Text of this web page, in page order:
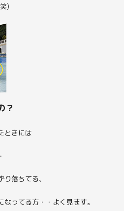
)
？
ときには
落ちてる、
ってる方・・よく見ます。